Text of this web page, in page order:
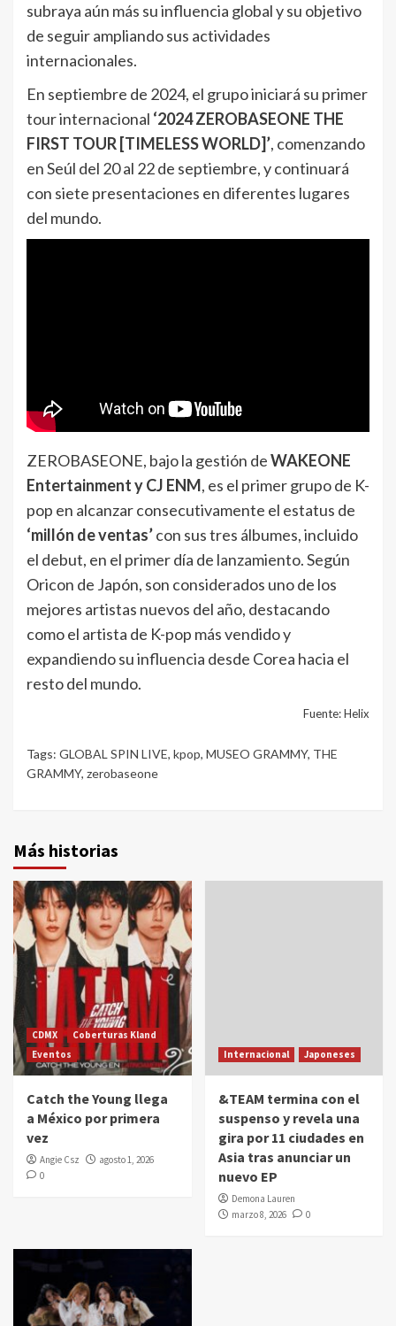
subraya aún más su influencia global y su objetivo
de seguir ampliando sus actividades
internacionales.
En septiembre de 2024, el grupo iniciará su primer
tour internacional ‘2024 ZEROBASEONE THE
FIRST TOUR [TIMELESS WORLD]’, comenzando
en Seúl del 20 al 22 de septiembre, y continuará
con siete presentaciones en diferentes lugares
del mundo.
ZEROBASEONE, bajo la gestión deWAKEONE
Entertainment y CJ ENM, es el primer grupo de K-
pop en alcanzar consecutivamente el estatus de
‘millón de ventas’con sus tres álbumes, incluido
el debut, en el primer día de lanzamiento. Según
Oricon de Japón, son considerados uno de los
mejores artistas nuevos del año, destacando
como el artista de K-pop más vendido y
expandiendo su influencia desde Corea hacia el
resto del mundo.
Fuente: Helix
Tags: GLOBAL SPIN LIVE, kpop, MUSEO GRAMMY, THE
GRAMMY, zerobaseone
Más historias
CDMX
Coberturas Kland
Eventos
Catch the Young llega
a México por primera
vez
Angie Csz
agosto 1, 2026
0
Internacional Japoneses
&TEAM termina con el
suspenso y revela una
gira por 11 ciudades en
Asia tras anunciar un
nuevo EP
Demona Lauren
marzo 8, 2026
0